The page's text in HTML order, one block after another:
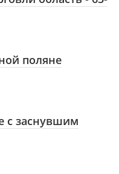
поляне
с заснувшим